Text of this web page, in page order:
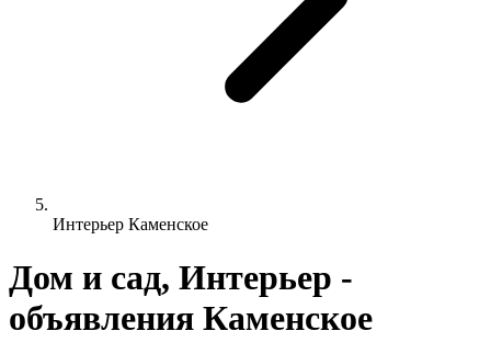
Интерьер Каменское
Дом и сад, Интерьер -
объявления Каменское